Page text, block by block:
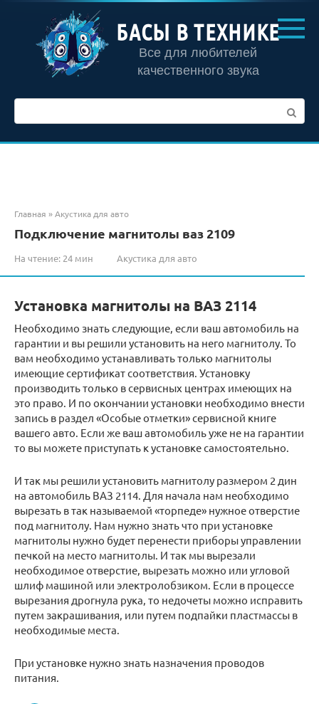
контенту
БАСЫ В ТЕХНИКЕ
Все для любителей
качественного звука
Главная »Акустика для авто
Подключение магнитолы ваз 2109
На чтение: 24 мин Акустика для авто
Установка магнитолы на ВАЗ 2114
Необходимо знать следующие, если ваш автомобиль на
гарантии и вы решили установить на него магнитолу. То
вам необходимо устанавливать только магнитолы
имеющие сертификат соответствия. Установку
производить только в сервисных центрах имеющих на
это право. И по окончании установки необходимо внести
запись в раздел «Особые отметки» сервисной книге
вашего авто. Если же ваш автомобиль уже не на гарантии
то вы можете приступать к установке самостоятельно.
И так мы решили установить магнитолу размером 2 дин
на автомобиль ВАЗ 2114. Для начала нам необходимо
вырезать в так называемой «торпеде» нужное отверстие
под магнитолу. Нам нужно знать что при установке
магнитолы нужно будет перенести приборы управлении
печкой на место магнитолы. И так мы вырезали
необходимое отверстие, вырезать можно или угловой
шлиф машиной или электролобзиком. Если в процессе
вырезания дрогнула рука, то недочеты можно исправить
путем закрашивания, или путем подпайки пластмассы в
необходимые места.
При установке нужно знать назначения проводов
питания.